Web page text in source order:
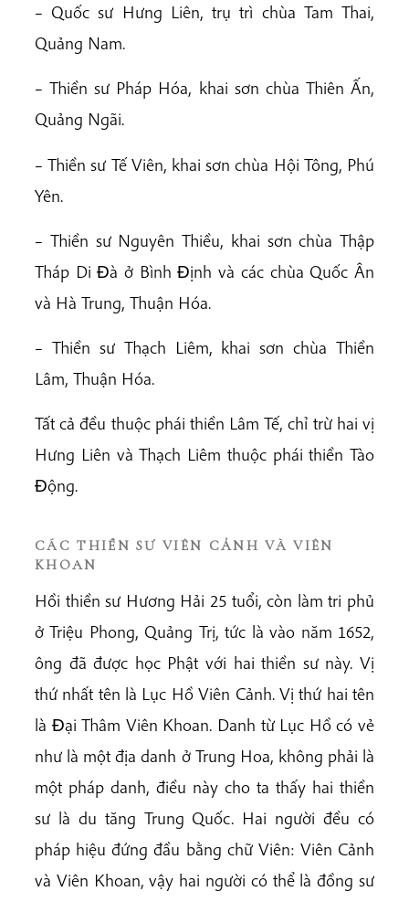
– Quốc sư Hưng Liên, trụ trì chùa Tam Thai,
Quảng Nam.
– Thiền sư Pháp Hóa, khai sơn chùa Thiên Ấn,
Quảng Ngãi.
– Thiền sư Tế Viên, khai sơn chùa Hội Tông, Phú
Yên.
– Thiền sư Nguyên Thiều, khai sơn chùa Thập
Tháp Di Ðà ở Bình Ðịnh và các chùa Quốc Ân
và Hà Trung, Thuận Hóa.
– Thiền sư Thạch Liêm, khai sơn chùa Thiền
Lâm, Thuận Hóa.
Tất cả đều thuộc phái thiền Lâm Tế, chỉ trừ hai vị
Hưng Liên và Thạch Liêm thuộc phái thiền Tào
Ðộng.
CÁC THIỀN SƯ VIÊN CẢNH VÀ VIÊN
KHOAN
Hồi thiền sư Hương Hải 25 tuổi, còn làm tri phủ
ở Triệu Phong, Quảng Trị, tức là vào năm 1652,
ông đã được học Phật với hai thiền sư này. Vị
thứ nhất tên là Lục Hồ Viên Cảnh. Vị thứ hai tên
là Ðại Thâm Viên Khoan. Danh từ Lục Hồ có vẻ
như là một địa danh ở Trung Hoa, không phải là
một pháp danh, điều này cho ta thấy hai thiền
sư là du tăng Trung Quốc. Hai người đều có
pháp hiệu đứng đầu bằng chữ Viên: Viên Cảnh
và Viên Khoan, vậy hai người có thể là đồng sư